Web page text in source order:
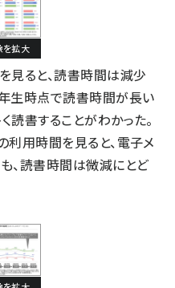
見ると、読書時間は減少
生時点で読書時間が長い
読書することがわかった。
利用時間を見ると、電子メ
、読書時間は微減にとど